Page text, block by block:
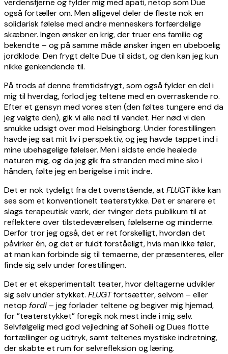
verdensfjerne og fylder mig med apati, netop som Due
også fortæller om. Men alligevel deler de fleste nok en
solidarisk følelse med andre menneskers forfærdelige
skæbner. Ingen ønsker en krig, der truer ens familie og
bekendte – og på samme måde ønsker ingen en ubeboelig
jordklode. Den frygt delte Due til sidst, og den kan jeg kun
nikke genkendende til.
På trods af denne fremtidsfrygt, som også fylder en del i
mig til hverdag, forlod jeg teltene med en overraskende ro.
Efter et gensyn med vores sten (den føltes tungere end da
jeg valgte den), gik vi alle ned til vandet. Her nød vi den
smukke udsigt over mod Helsingborg. Under forestillingen
havde jeg sat mit liv i perspektiv, og jeg havde tappet ind i
mine ubehagelige følelser. Men i sidste ende healede
naturen mig, og da jeg gik fra stranden med mine sko i
hånden, følte jeg en berigelse i mit indre.
Det er nok tydeligt fra det ovenstående, at FLUGTikke kan
ses som et konventionelt teaterstykke. Det er snarere et
slags terapeutisk værk, der tvinger dets publikum til at
reflektere over tilstedeværelsen, følelserne og minderne.
Derfor tror jeg også, det er ret forskelligt, hvordan det
påvirker én, og det er fuldt forståeligt, hvis man ikke føler,
at man kan forbinde sig til temaerne, der præsenteres, eller
finde sig selv under forestillingen.
Det er et eksperimentalt teater, hvor deltagerne udvikler
sig selv under stykket. FLUGTfortsætter, selvom – eller
netop fordi – jeg forlader teltene og begiver mig hjemad,
for ”teaterstykket” foregik nok mest inde i mig selv.
Selvfølgelig med god vejledning af Soheili og Dues flotte
fortællinger og udtryk, samt teltenes mystiske indretning,
der skabte et rum for selvrefleksion og læring.